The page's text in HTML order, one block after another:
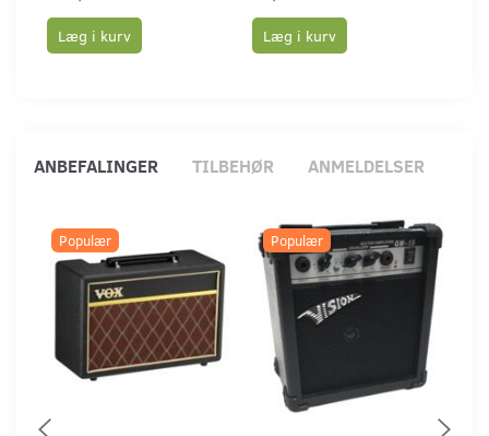
Læg i kurv Læg i kurv
ANBEFALINGER TILBEHØR ANMELDELSER
Populær Populær